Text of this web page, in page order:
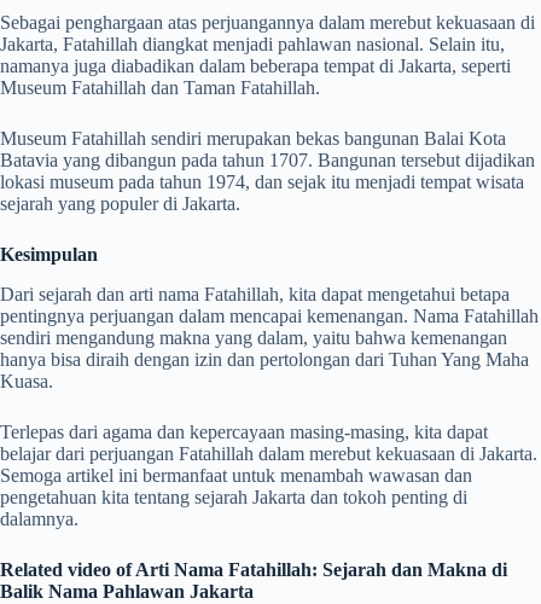
Sebagai penghargaan atas perjuangannya dalam merebut kekuasaan di
Jakarta, Fatahillah diangkat menjadi pahlawan nasional. Selain itu,
namanya juga diabadikan dalam beberapa tempat di Jakarta, seperti
Museum Fatahillah dan Taman Fatahillah.
Museum Fatahillah sendiri merupakan bekas bangunan Balai Kota
Batavia yang dibangun pada tahun 1707. Bangunan tersebut dijadikan
lokasi museum pada tahun 1974, dan sejak itu menjadi tempat wisata
sejarah yang populer di Jakarta.
Kesimpulan
Dari sejarah dan arti nama Fatahillah, kita dapat mengetahui betapa
pentingnya perjuangan dalam mencapai kemenangan. Nama Fatahillah
sendiri mengandung makna yang dalam, yaitu bahwa kemenangan
hanya bisa diraih dengan izin dan pertolongan dari Tuhan Yang Maha
Kuasa.
Terlepas dari agama dan kepercayaan masing-masing, kita dapat
belajar dari perjuangan Fatahillah dalam merebut kekuasaan di Jakarta.
Semoga artikel ini bermanfaat untuk menambah wawasan dan
pengetahuan kita tentang sejarah Jakarta dan tokoh penting di
dalamnya.
Related video of Arti Nama Fatahillah: Sejarah dan Makna di
Balik Nama Pahlawan Jakarta